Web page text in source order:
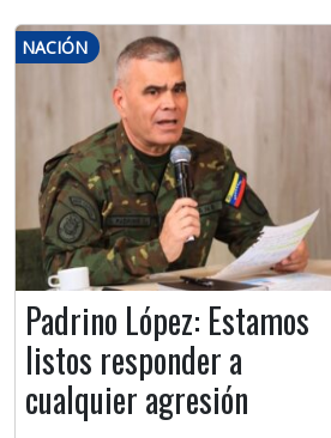
NACIÓN
Padrino López: Estamos
listos responder a
cualquier agresión